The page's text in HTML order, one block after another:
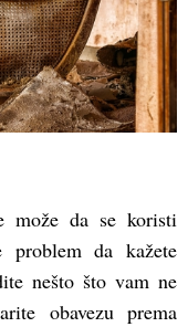
može da se koristi
problem da kažete
nešto što vam ne
obavezu prema